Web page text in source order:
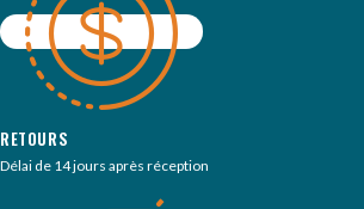
RETOURS
Délai de 14 jours après réception